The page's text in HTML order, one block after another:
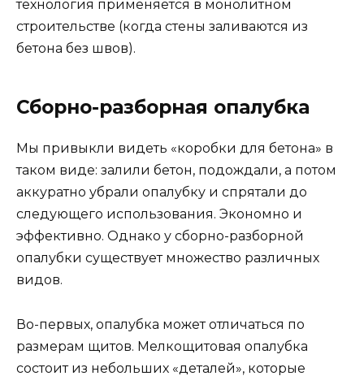
технология применяется в монолитном
строительстве (когда стены заливаются из
бетона без швов).
Сборно-разборная опалубка
Мы привыкли видеть «коробки для бетона» в
таком виде: залили бетон, подождали, а потом
аккуратно убрали опалубку и спрятали до
следующего использования. Экономно и
эффективно. Однако у сборно-разборной
опалубки существует множество различных
видов.
Во-первых, опалубка может отличаться по
размерам щитов. Мелкощитовая опалубка
состоит из небольших «деталей», которые